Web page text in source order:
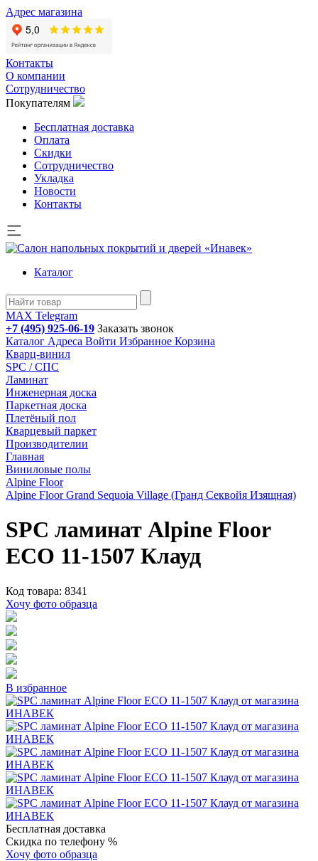
Адрес магазина
Контакты
О компании
Сотрудничество
Покупателям
Бесплатная доставка
Оплата
Скидки
Сотрудничество
Укладка
Новости
Контакты
Каталог
MAX Telegram
+7 (495) 925-06-19 Заказать звонок
Каталог Адреса Войти Избранное Корзина
Кварц-винил
SPC / СПС
Ламинат
Инженерная доска
Паркетная доска
Плетёный пол
Кварцевый паркет
Производителии
Главная
Виниловые полы
Alpine Floor
Alpine Floor Grand Sequoia Village (Гранд Секвойя Изящная)
SPC ламинат Alpine Floor
ECO 11-1507 Клауд
Код товара: 8341
Хочу фото образца
В избранное
Бесплатная доставка
Скидка по телефону %
Хочу фото образца